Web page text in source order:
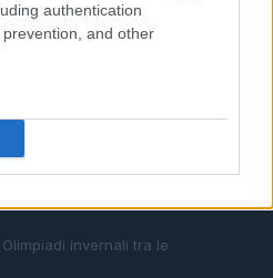
authentication
and other
come pianificare e ridurre
invernali tra le